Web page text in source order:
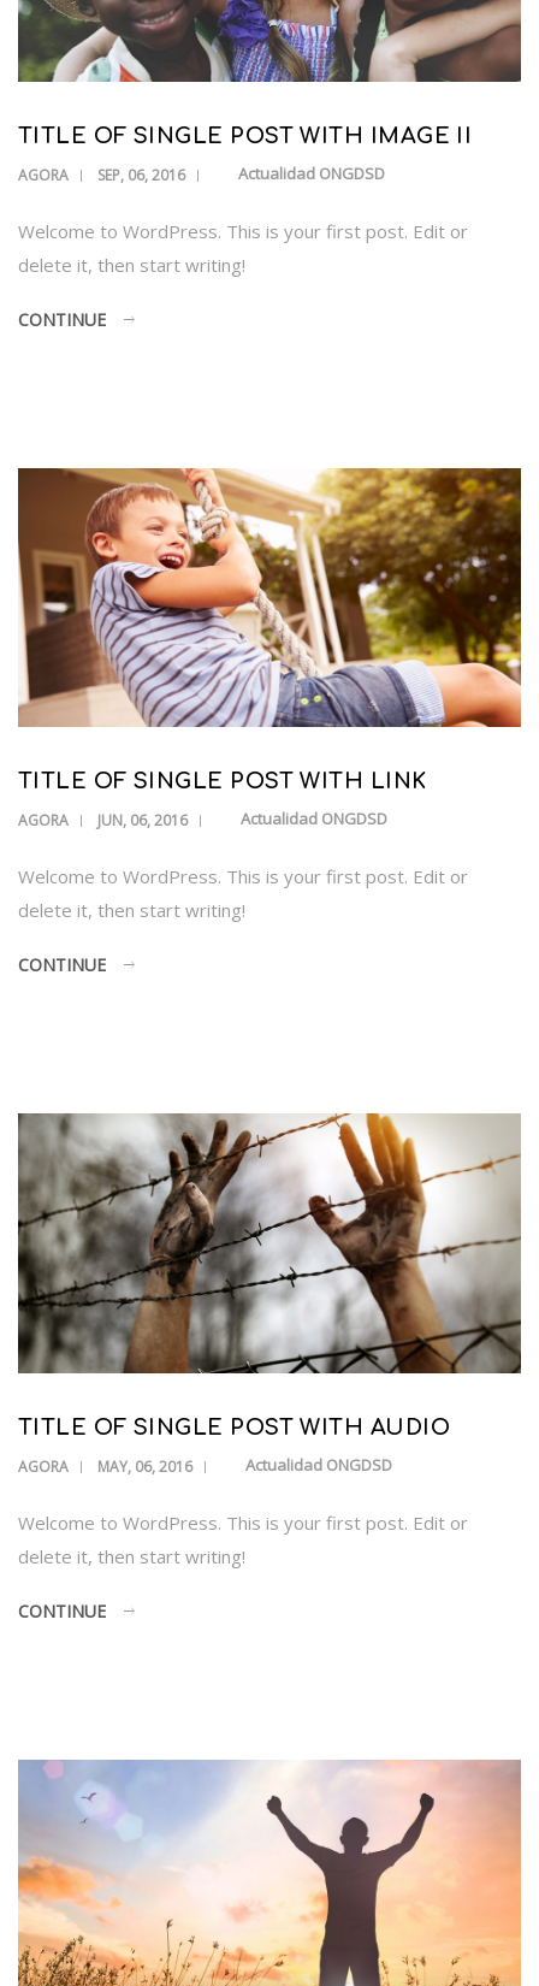
TITLE OF SINGLE POST WITH IMAGE II
AGORA SEP, 06, 2016 Actualidad ONGDSD
Welcome to WordPress. This is your first post. Edit or
delete it, then start writing!
CONTINUE
TITLE OF SINGLE POST WITH LINK
AGORA JUN, 06, 2016 Actualidad ONGDSD
Welcome to WordPress. This is your first post. Edit or
delete it, then start writing!
CONTINUE
TITLE OF SINGLE POST WITH AUDIO
AGORA MAY, 06, 2016 Actualidad ONGDSD
Welcome to WordPress. This is your first post. Edit or
delete it, then start writing!
CONTINUE